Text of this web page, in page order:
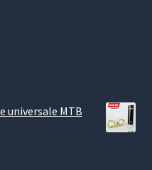
universale MTB